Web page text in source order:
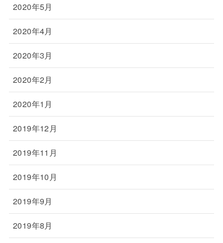
2020年5月
2020年4月
2020年3月
2020年2月
2020年1月
2019年12月
2019年11月
2019年10月
2019年9月
2019年8月